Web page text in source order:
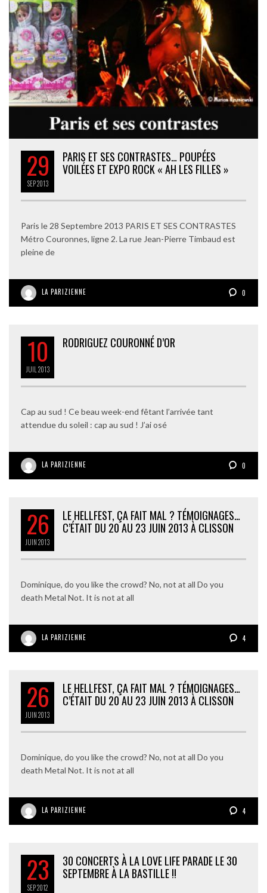
29
SEP2013
PARIS ET SES CONTRASTES… POUPÉES
VOILÉES ET EXPO ROCK « AH LES FILLES »
Paris le 28 Septembre 2013 PARIS ET SES CONTRASTES
Métro Couronnes, ligne 2. La rue Jean-Pierre Timbaud est
pleine de
LA PARIZIENNE 0
10
JUIL 2013
RODRIGUEZ COURONNÉ D’OR
Cap au sud ! Ce beau week-end fêtant l’arrivée tant
attendue du soleil : cap au sud ! J’ai osé
LA PARIZIENNE 0
26
JUIN2013
LE HELLFEST, ÇA FAIT MAL ? TÉMOIGNAGES…
C’ÉTAIT DU 20 AU 23 JUIN 2013 À CLISSON
Dominique, do you like the crowd? No, not at all Do you
death Metal Not. It is not at all
LA PARIZIENNE 4
26
JUIN2013
LE HELLFEST, ÇA FAIT MAL ? TÉMOIGNAGES…
C’ÉTAIT DU 20 AU 23 JUIN 2013 À CLISSON
Dominique, do you like the crowd? No, not at all Do you
death Metal Not. It is not at all
LA PARIZIENNE 4
23
SEP2012
30 CONCERTS À LA LOVE LIFE PARADE LE 30
SEPTEMBRE À LA BASTILLE !!